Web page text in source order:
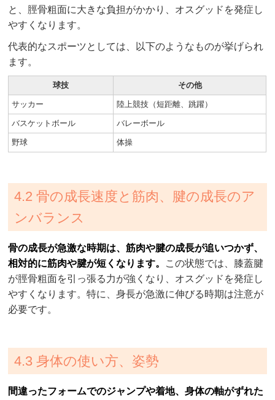
と、脛骨粗面に大きな負担がかかり、オスグッドを発症し
やすくなります。
代表的なスポーツとしては、以下のようなものが挙げられ
ます。
球技 その他
サッカー 陸上競技（短距離、跳躍）
バスケットボール バレーボール
野球 体操
4.2 骨の成長速度と筋肉、腱の成長のア
ンバランス
骨の成長が急激な時期は、筋肉や腱の成長が追いつかず、
相対的に筋肉や腱が短くなります。 この状態では、膝蓋腱
が脛骨粗面を引っ張る力が強くなり、オスグッドを発症し
やすくなります。特に、身長が急激に伸びる時期は注意が
必要です。
4.3 身体の使い方、姿勢
間違ったフォームでのジャンプや着地、身体の軸がずれた